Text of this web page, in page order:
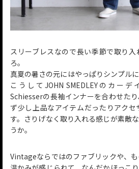
スリーブレスなので長い季節で取り
ろ。
真夏の暑さの元にはやっぱりシンプル
こうしてJOHN SMEDLEYのカーデ
Schiesserの長袖インナーを合わせた
ず少し上品なアイテムだったりアク
す。さりげなく取り入れる感じが素敵
うか。
Vintageならではのファブリックや、